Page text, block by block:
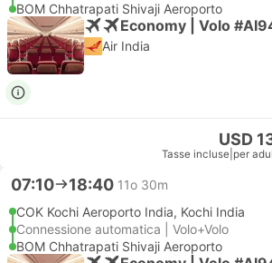
BOM Chhatrapati Shivaji Aeroporto
Economy | Volo
Air India
USD
Tasse incluse per
07:10 18:40 11o 30m
COK Kochi Aeroporto India, Kochi India
Connessione automatica | Volo+Volo
BOM Chhatrapati Shivaji Aeroporto